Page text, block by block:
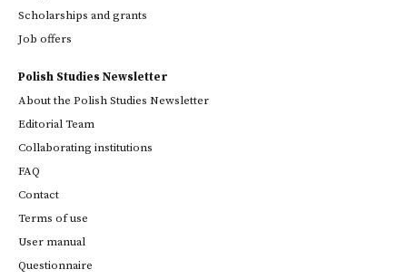
Scholarships and grants
Job offers
Polish Studies Newsletter
About the Polish Studies Newsletter
Editorial Team
Collaborating institutions
FAQ
Contact
Terms of use
User manual
Questionnaire